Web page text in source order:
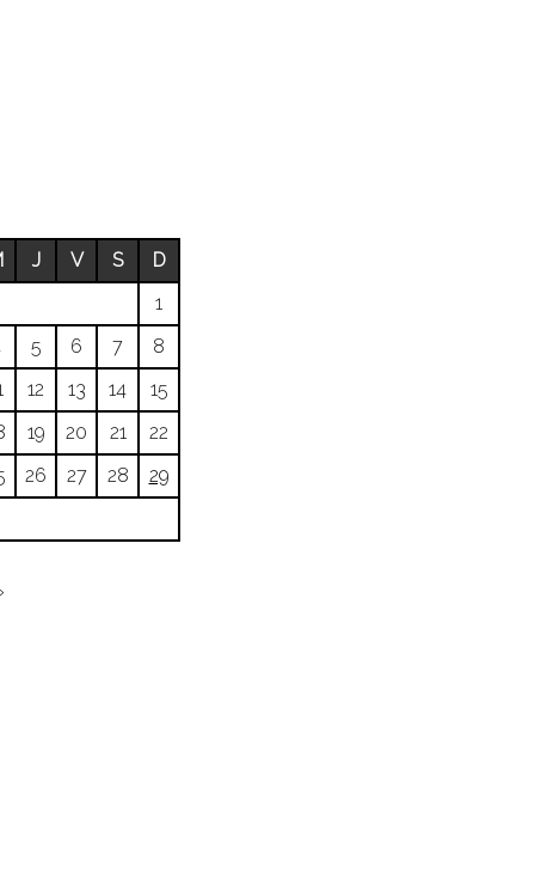
J V S
D
1
5 6 7
8
12 13 14
15
19 20 21
22
26 27 28 29